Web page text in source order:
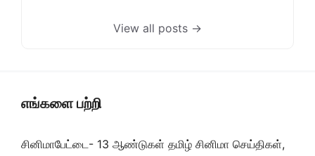
View all posts →
எங்களை பற்றி
சினிமாபேட்டை- 13 ஆண்டுகள் தமிழ் சினிமா செய்திகள்,